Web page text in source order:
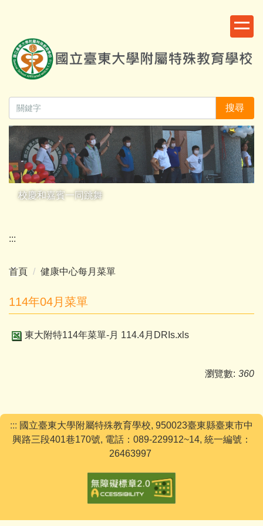
要
內
搜尋
校慶和嘉賓一同跳舞
:::
首頁 健康中心每月菜單
114年04月菜單
東大附特114年菜單-月 114.4月DRIs.xls
瀏覽數: 360
::: 國立臺東大學附屬特殊教育學校, 950023臺東縣臺東市中
興路三段401巷170號, 電話：089-229912~14, 統一編號：
26463997